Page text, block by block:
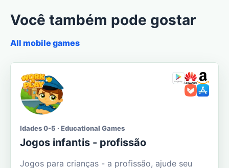
Você também pode gostar
All mobile games
Idades 0-5 · Educational Games
Jogos infantis - profissão
Jogos para crianças - a profissão, ajude seu